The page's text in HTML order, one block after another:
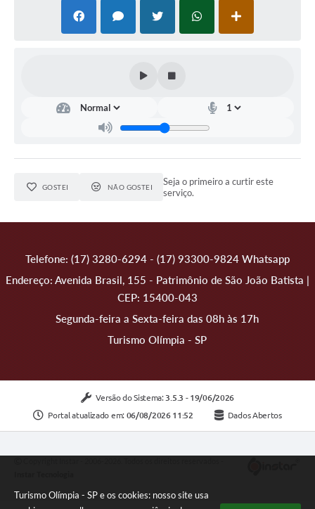
Turismo Olímpia - SP e os cookies: nosso site usa
GOSTEI NÃO GOSTEI
Seja o primeiro a curtir este
serviço.
Telefone: (17) 3280-6294 - (17) 93300-9824 Whatsapp
Endereço: Avenida Brasil, 155 - Patrimônio de São João Batista |
CEP: 15400-043
Segunda-feira a Sexta-feira das 08h às 17h
Turismo Olímpia - SP
Versão do Sistema: 3.5.3 - 19/06/2026
Portal atualizado em: 06/08/2026 11:52 Dados Abertos